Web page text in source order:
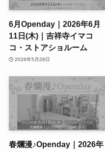
6月Openday｜2026年6月
11日(木)｜吉祥寺イマコ
コ・ストアショルーム
2026年5月28日
春爛漫♪Openday｜2026年